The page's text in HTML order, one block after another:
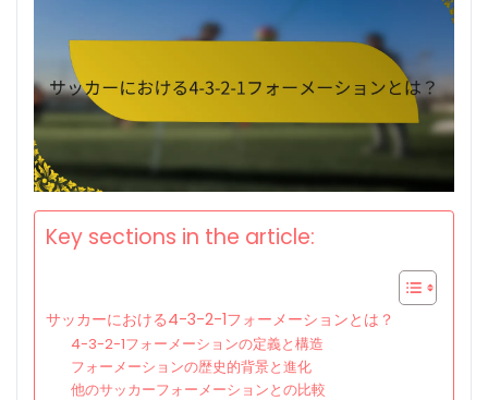
Key sections in the article:
サッカーにおける4-3-2-1フォーメーションとは？
4-3-2-1フォーメーションの定義と構造
フォーメーションの歴史的背景と進化
他のサッカーフォーメーションとの比較